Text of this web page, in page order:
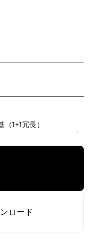
1+1冗長）
APS2000Wv2のいず
ーバーを実現
高速化
ClockおよびBoundary
ロード